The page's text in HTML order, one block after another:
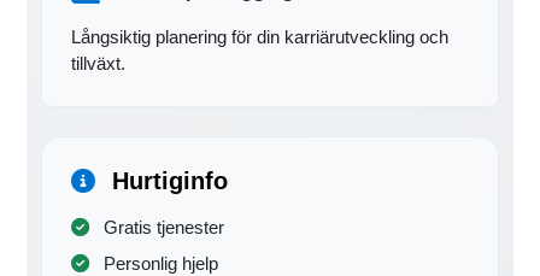
Långsiktig planering för din karriärutveckling och
tillväxt.
Hurtiginfo
Gratis tjenester
Personlig hjelp